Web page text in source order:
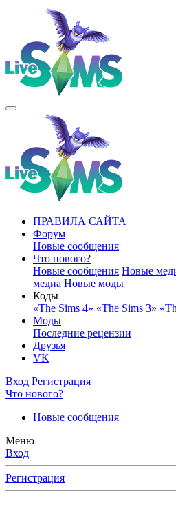
ПРАВИЛА САЙТА
Форум
Новые сообщения
Что нового?
Новые сообщения Новые
медиа Новые моды
Коды
«The Sims 4» «The Sims 3»
Моды
Последние рецензии
Друзья
VK
Вход Регистрация
Что нового?
Новые сообщения
Меню
Вход
Регистрация